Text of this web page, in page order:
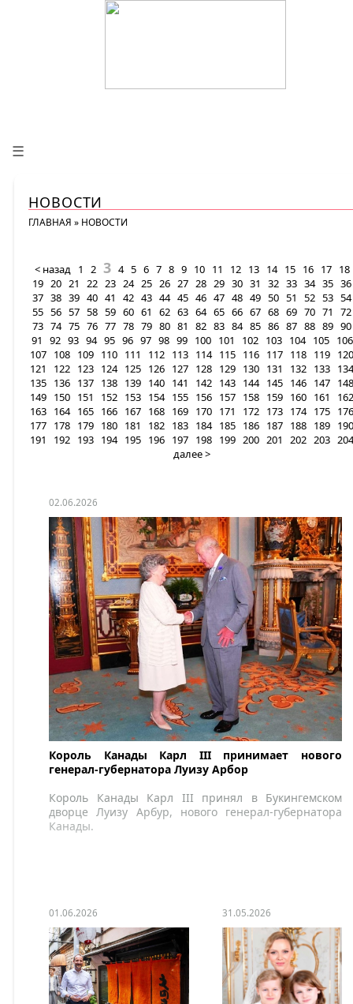
☰
НОВОСТИ
ГЛАВНАЯ » НОВОСТИ
< назад 1 2 3 4 5 6 7 8 9 10 11 12 13 14 15 16 17 18
19 20 21 22 23 24 25 26 27 28 29 30 31 32 33 34 35 36
37 38 39 40 41 42 43 44 45 46 47 48 49 50 51 52 53 54
55 56 57 58 59 60 61 62 63 64 65 66 67 68 69 70 71
72
73 74 75 76 77 78 79 80 81 82 83 84 85 86 87 88 89 90
91
92 93 94 95 96 97 98 99 100 101 102 103 104 105 106
107 108 109 110 111 112 113 114 115 116 117 118 119 120
121
122 123 124 125 126 127 128 129 130 131 132 133 134
135 136 137 138 139 140 141 142 143 144 145 146 147 148
149 150 151 152 153 154 155 156 157 158 159 160 161
162
163 164 165 166 167 168 169 170 171 172 173 174 175 176
177 178 179 180 181 182 183 184 185 186 187 188 189 190
191
192 193 194 195 196 197 198 199 200 201 202 203 204
далее >
02.06.2026
Король Канады Карл III принимает нового
генерал-губернатора Луизу Арбор
Король Канады Карл III принял в Букингемском
дворце Луизу Арбур, нового генерал-губернатора
Канады.
01.06.2026 31.05.2026